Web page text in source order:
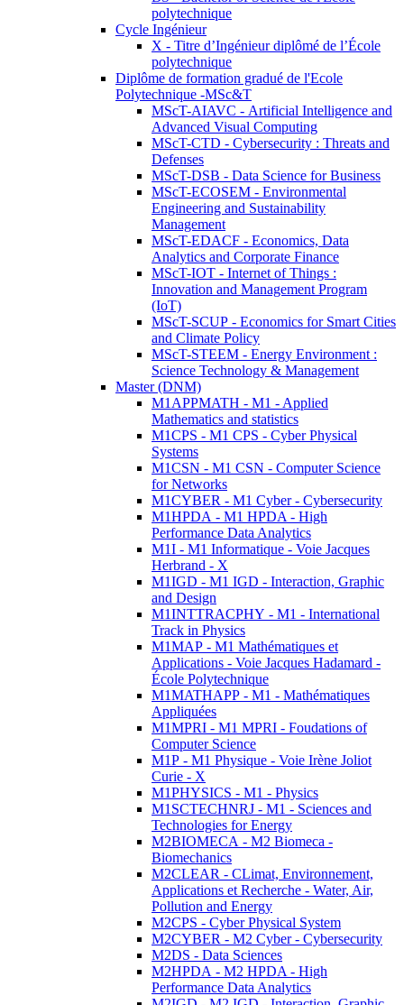
polytechnique
Cycle Ingénieur
X - Titre d’Ingénieur diplômé de l’École
polytechnique
Diplôme de formation gradué de l'Ecole
Polytechnique -MSc&T
MScT-AIAVC - Artificial Intelligence and
Advanced Visual Computing
MScT-CTD - Cybersecurity : Threats and
Defenses
MScT-DSB - Data Science for Business
MScT-ECOSEM - Environmental
Engineering and Sustainability
Management
MScT-EDACF - Economics, Data
Analytics and Corporate Finance
MScT-IOT - Internet of Things :
Innovation and Management Program
(IoT)
MScT-SCUP - Economics for Smart Cities
and Climate Policy
MScT-STEEM - Energy Environment :
Science Technology & Management
Master (DNM)
M1APPMATH - M1 - Applied
Mathematics and statistics
M1CPS - M1 CPS - Cyber Physical
Systems
M1CSN - M1 CSN - Computer Science
for Networks
M1CYBER - M1 Cyber - Cybersecurity
M1HPDA - M1 HPDA - High
Performance Data Analytics
M1I - M1 Informatique - Voie Jacques
Herbrand - X
M1IGD - M1 IGD - Interaction, Graphic
and Design
M1INTTRACPHY - M1 - International
Track in Physics
M1MAP - M1 Mathématiques et
Applications - Voie Jacques Hadamard -
École Polytechnique
M1MATHAPP - M1 - Mathématiques
Appliquées
M1MPRI - M1 MPRI - Foudations of
Computer Science
M1P - M1 Physique - Voie Irène Joliot
Curie - X
M1PHYSICS - M1 - Physics
M1SCTECHNRJ - M1 - Sciences and
Technologies for Energy
M2BIOMECA - M2 Biomeca -
Biomechanics
M2CLEAR - CLimat, Environnement,
Applications et Recherche - Water, Air,
Pollution and Energy
M2CPS - Cyber Physical System
M2CYBER - M2 Cyber - Cybersecurity
M2DS - Data Sciences
M2HPDA - M2 HPDA - High
Performance Data Analytics